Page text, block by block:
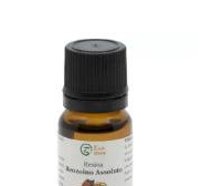
e capelli grassi.